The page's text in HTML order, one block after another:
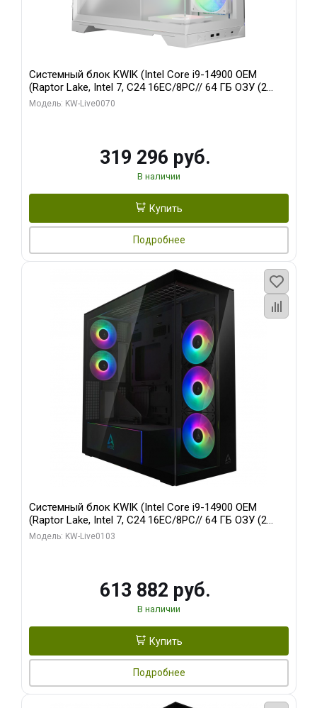
Системный блок KWIK (Intel Core i9-14900 OEM
(Raptor Lake, Intel 7, C24 16EC/8PC// 64 ГБ ОЗУ (2
модуля)/ Gigabyte RTX5080 XTREME WATERFORCE
Модель: KW-Live0070
319 296 руб.
В наличии
Купить
Подробнее
Системный блок KWIK (Intel Core i9-14900 OEM
(Raptor Lake, Intel 7, C24 16EC/8PC// 64 ГБ ОЗУ (2
модуля)/ Afox RTX4090 24GB GDDR6X 384-Bit 3xDP
Модель: KW-Live0103
613 882 руб.
В наличии
Купить
Подробнее